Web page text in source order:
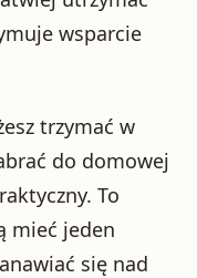
wsparcie
trzymać w
do domowej
To
mieć jeden
się nad